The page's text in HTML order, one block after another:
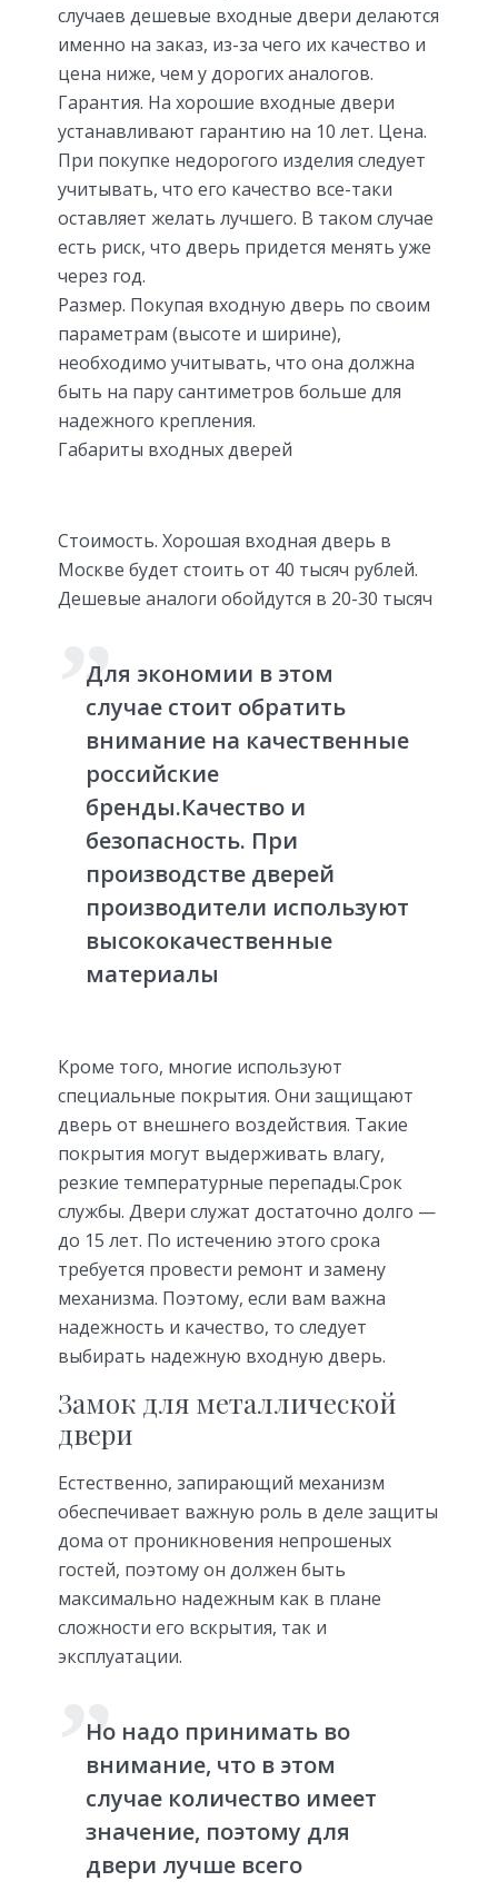
случаев дешевые входные двери делаются
именно на заказ, из-за чего их качество и
цена ниже, чем у дорогих аналогов.
Гарантия. На хорошие входные двери
устанавливают гарантию на 10 лет. Цена.
При покупке недорогого изделия следует
учитывать, что его качество все-таки
оставляет желать лучшего. В таком случае
есть риск, что дверь придется менять уже
через год.
Размер. Покупая входную дверь по своим
параметрам (высоте и ширине),
необходимо учитывать, что она должна
быть на пару сантиметров больше для
надежного крепления.
Габариты входных дверей
Стоимость. Хорошая входная дверь в
Москве будет стоить от 40 тысяч рублей.
Дешевые аналоги обойдутся в 20-30 тысяч
Для экономии в этом
случае стоит обратить
внимание на качественные
российские
бренды.Качество и
безопасность. При
производстве дверей
производители используют
высококачественные
материалы
Кроме того, многие используют
специальные покрытия. Они защищают
дверь от внешнего воздействия. Такие
покрытия могут выдерживать влагу,
резкие температурные перепады.Срок
службы. Двери служат достаточно долго —
до 15 лет. По истечению этого срока
требуется провести ремонт и замену
механизма. Поэтому, если вам важна
надежность и качество, то следует
выбирать надежную входную дверь.
Замок для металлической
двери
Естественно, запирающий механизм
обеспечивает важную роль в деле защиты
дома от проникновения непрошеных
гостей, поэтому он должен быть
максимально надежным как в плане
сложности его вскрытия, так и
эксплуатации.
Но надо принимать во
внимание, что в этом
случае количество имеет
значение, поэтому для
двери лучше всего